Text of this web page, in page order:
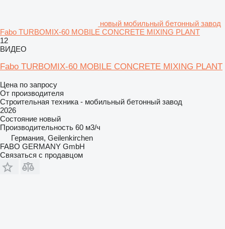
новый мобильный бетонный завод
Fabo TURBOMIX-60 MOBILE CONCRETE MIXING PLANT
12
ВИДЕО
Fabo TURBOMIX-60 MOBILE CONCRETE MIXING PLANT
Цена по запросу
От производителя
Строительная техника - мобильный бетонный завод
2026
Состояние новый
Производительность 60 м3/ч
Германия, Geilenkirchen
FABO GERMANY GmbH
Связаться с продавцом